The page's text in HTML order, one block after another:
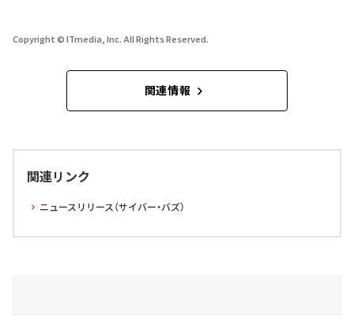
Copyright © ITmedia, Inc. All Rights Reserved.
関連情報
関連リンク
ニュースリリース（サイバー・バズ）